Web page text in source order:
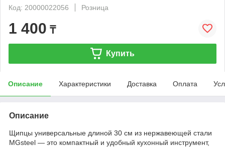
Код: 20000022056
Розница
1 400 ₸
Купить
Описание Характеристики Доставка Оплата
Описание
Щипцы универсальные длиной 30 см из нержавеющей стали
MGsteel — это компактный и удобный кухонный инструмент,